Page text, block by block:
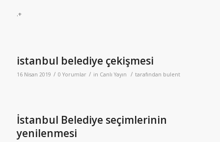
.+
istanbul belediye çekişmesi
16 Nisan 2019 / 0 Yorumlar / in Canlı Yayın / tarafından bulent
İstanbul Belediye seçimlerinin
yenilenmesi